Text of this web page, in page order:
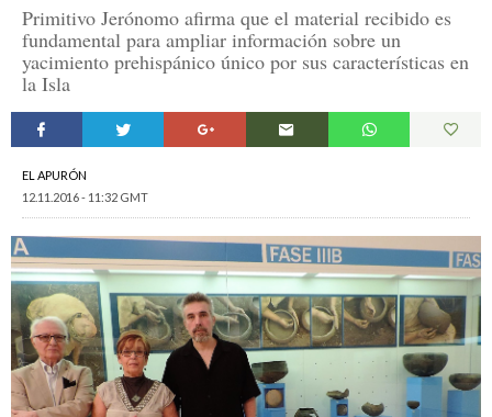
Primitivo Jerónomo afirma que el material recibido es
fundamental para ampliar información sobre un
yacimiento prehispánico único por sus características en
la Isla
EL APURÓN
12.11.2016 - 11:32 GMT